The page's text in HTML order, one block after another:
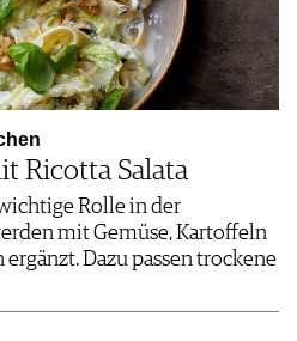
Ricotta Salata
Rolle in der
mit Gemüse, Kartoffeln
Dazu passen trockene